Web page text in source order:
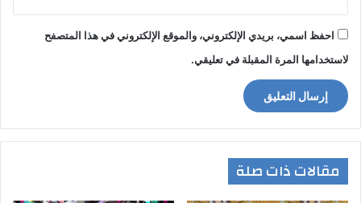
احفظ اسمي، بريدي الإلكتروني، والموقع الإلكتروني في هذا المتصفح
لاستخدامها المرة المقبلة في تعليقي.
مقالات ذات صلة